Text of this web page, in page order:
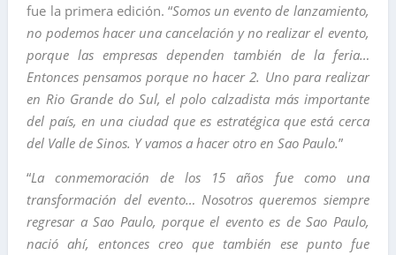
fue la primera edición. “Somos un evento de lanzamiento,
no podemos hacer una cancelación y no realizar el evento,
porque las empresas dependen también de la feria…
Entonces pensamos porque no hacer 2. Uno para realizar
en Rio Grande do Sul, el polo calzadista más importante
del país, en una ciudad que es estratégica que está cerca
del Valle de Sinos. Y vamos a hacer otro en Sao Paulo.”
“La conmemoración de los 15 años fue como una
transformación del evento… Nosotros queremos siempre
regresar a Sao Paulo, porque el evento es de Sao Paulo,
nació ahí, entonces creo que también ese punto fue